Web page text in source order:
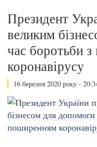
Президент
великим
час боротьби
коронавірусу
16 березня 2020 року -